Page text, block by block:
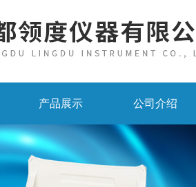
产品展示 公司介绍